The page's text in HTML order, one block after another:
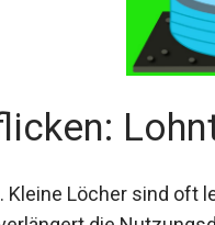
Löcher sind oft